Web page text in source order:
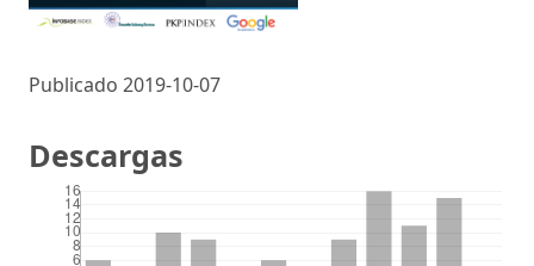
Publicado 2019-10-07
Descargas